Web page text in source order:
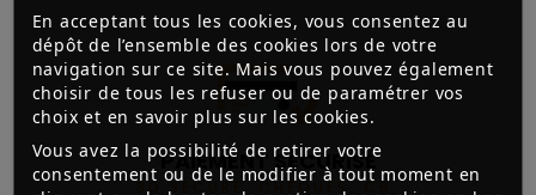
En acceptant tous les cookies, vous consentez au
dépôt de l’ensemble des cookies lors de votre
navigation sur ce site. Mais vous pouvez également
choisir de tous les refuser ou de paramétrer vos
choix et en savoir plus sur les cookies.
Vous avez la possibilité de retirer votre
consentement ou de le modifier à tout moment en
PAIEMENT SÉCURISÉ
3D SECURE, CHÈQUES, CB,